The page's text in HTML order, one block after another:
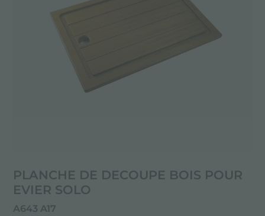
PLANCHE DE DECOUPE BOIS POUR
EVIER SOLO
A643 A17